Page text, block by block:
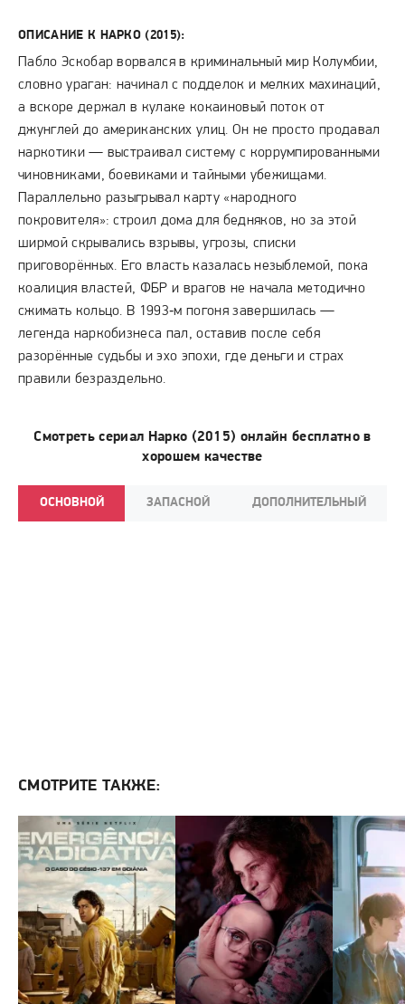
ОПИСАНИЕ К НАРКО (2015):
Пабло Эскобар ворвался в криминальный мир Колумбии,
словно ураган: начинал с подделок и мелких махинаций,
а вскоре держал в кулаке кокаиновый поток от
джунглей до американских улиц. Он не просто продавал
наркотики — выстраивал систему с коррумпированными
чиновниками, боевиками и тайными убежищами.
Параллельно разыгрывал карту «народного
покровителя»: строил дома для бедняков, но за этой
ширмой скрывались взрывы, угрозы, списки
приговорённых. Его власть казалась незыблемой, пока
коалиция властей, ФБР и врагов не начала методично
сжимать кольцо. В 1993‑м погоня завершилась —
легенда наркобизнеса пал, оставив после себя
разорённые судьбы и эхо эпохи, где деньги и страх
правили безраздельно.
Смотреть сериал Нарко (2015) онлайн бесплатно в
хорошем качестве
ОСНОВНОЙ ЗАПАСНОЙ ДОПОЛНИТЕЛЬНЫЙ
СМОТРИТЕ ТАКЖЕ: